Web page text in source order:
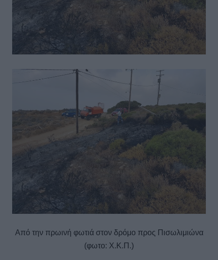
Από την πρωινή φωτιά στον δρόμο προς Πισωλιμιώνα
(φωτο: Χ.Κ.Π.)